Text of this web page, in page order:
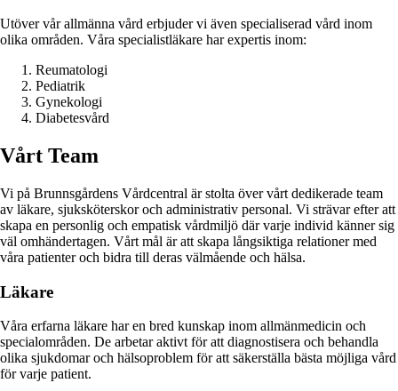
Utöver vår allmänna vård erbjuder vi även specialiserad vård inom
olika områden. Våra specialistläkare har expertis inom:
Reumatologi
Pediatrik
Gynekologi
Diabetesvård
Vårt Team
Vi på Brunnsgårdens Vårdcentral är stolta över vårt dedikerade team
av läkare, sjuksköterskor och administrativ personal. Vi strävar efter att
skapa en personlig och empatisk vårdmiljö där varje individ känner sig
väl omhändertagen. Vårt mål är att skapa långsiktiga relationer med
våra patienter och bidra till deras välmående och hälsa.
Läkare
Våra erfarna läkare har en bred kunskap inom allmänmedicin och
specialområden. De arbetar aktivt för att diagnostisera och behandla
olika sjukdomar och hälsoproblem för att säkerställa bästa möjliga vård
för varje patient.